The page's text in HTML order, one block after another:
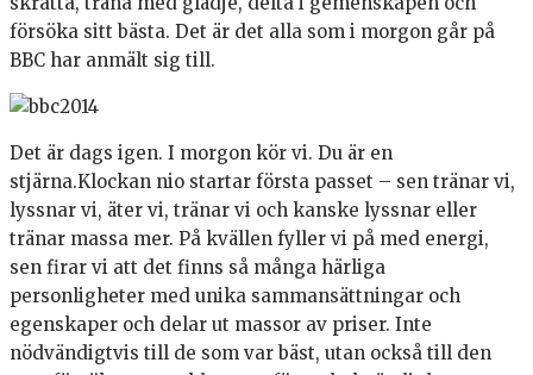
försöka sitt bästa. Det är det alla som i morgon går på
BBC har anmält sig till.
Det är dags igen. I morgon kör vi. Du är en
stjärna.Klockan nio startar första passet – sen tränar vi,
lyssnar vi, äter vi, tränar vi och kanske lyssnar eller
tränar massa mer. På kvällen fyller vi på med energi,
sen firar vi att det finns så många härliga
personligheter med unika sammansättningar och
egenskaper och delar ut massor av priser. Inte
nödvändigtvis till de som var bäst, utan också till den